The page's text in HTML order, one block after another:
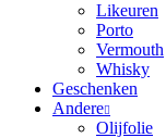
Likeuren
Porto
Vermouth
Whisky
Geschenken
Andere
Olijfolie